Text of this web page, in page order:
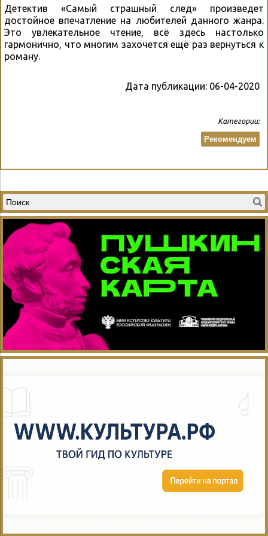
Детектив «Самый страшный след» произведет
достойное впечатление на любителей данного жанра.
Это увлекательное чтение, всё здесь настолько
гармонично, что многим захочется ещё раз вернуться к
роману.
Дата публикации: 06-04-2020
Категории:
Рекомендуем